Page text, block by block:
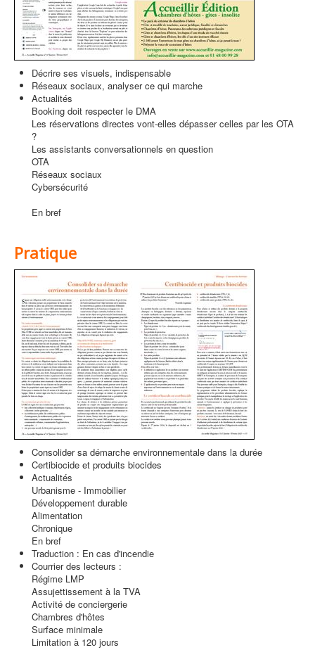
Décrire ses visuels, indispensable
Réseaux sociaux, analyser ce qui marche
Actualités
Booking doit respecter le DMA
Les réservations directes vont-elles dépasser celles par les OTA
?
Les assistants conversationnels en question
OTA
Réseaux sociaux
Cybersécurité
En bref
Pratique
Consolider sa démarche environnementale dans la durée
Certibiocide et produits biocides
Actualités
Urbanisme - Immobilier
Développement durable
Alimentation
Chronique
En bref
Traduction : En cas d'incendie
Courrier des lecteurs :
Régime LMP
Assujettissement à la TVA
Activité de conciergerie
Chambres d'hôtes
Surface minimale
Limitation à 120 jours